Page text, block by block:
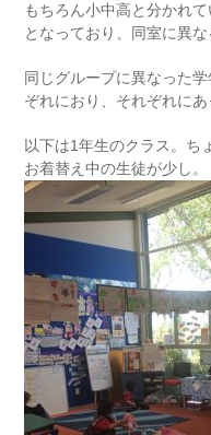
もちろん小中高と分かれ
となっており、同室に異
同じグループに異なった
ぞれにおり、それぞれに
以下は1年生のクラス。ち
お着替え中の生徒が少し。